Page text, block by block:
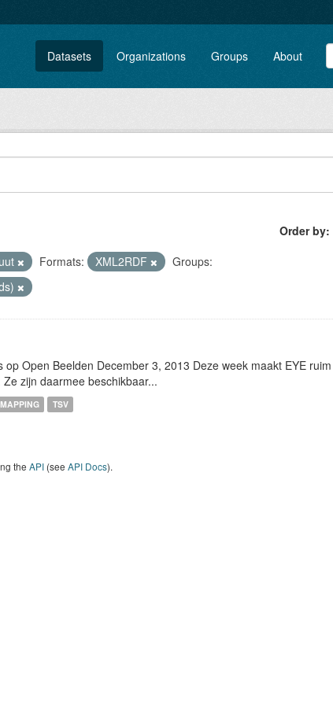
Datasets Organizations Groups About
Order by
Formats: XML2RDF
Groups:
op Open Beelden December 3, 2013 Deze week maakt EYE
zijn daarmee beschikbaar...
TSV
the API (see API Docs).